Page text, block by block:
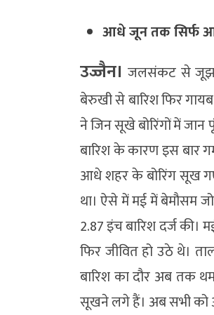
आधे जून तक सिर्फ
उज्जैन। जलसंकट से जूझ
बेरुखी से बारिश फिर
ने जिन सूखे बोरिंगों में
बारिश के कारण इस बार
आधे शहर के बोरिंग सूख
था। ऐसे में मई में बेमौसम
2.87 इंच बारिश दर्ज
फिर जीवित हो उठे थे।
बारिश का दौर अब तक
सूखने लगे हैं। अब सभी को